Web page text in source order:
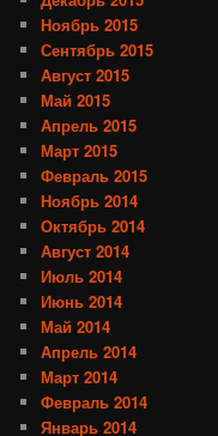
Ноябрь 2015
Сентябрь 2015
Август 2015
Май 2015
Апрель 2015
Март 2015
Февраль 2015
Ноябрь 2014
Октябрь 2014
Август 2014
Июль 2014
Июнь 2014
Май 2014
Апрель 2014
Март 2014
Февраль 2014
Январь 2014